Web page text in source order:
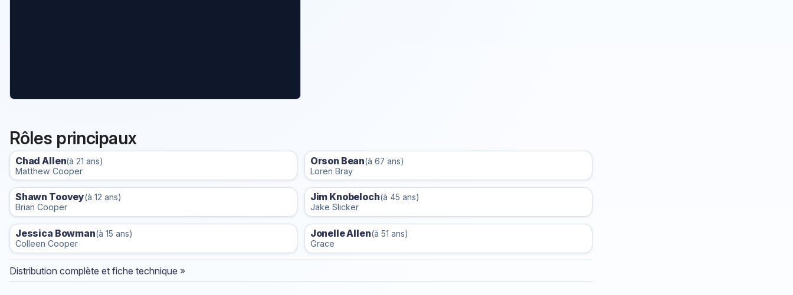
Rôles principaux
Chad Allen(à 21 ans)
Matthew Cooper
Orson Bean(à 67 ans)
Loren Bray
Shawn Toovey(à 12 ans)
Brian Cooper
Jim Knobeloch(à 45 ans)
Jake Slicker
Jessica Bowman(à 15 ans)
Colleen Cooper
Jonelle Allen(à 51 ans)
Grace
Distribution complète et fiche technique »